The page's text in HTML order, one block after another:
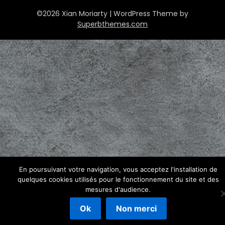
©2026 Xian Moriarty | WordPress Theme by
Superbthemes.com
En poursuivant votre navigation, vous acceptez l'installation de
quelques cookies utilisés pour le fonctionnement du site et des
mesures d'audience.
Ok Non merci